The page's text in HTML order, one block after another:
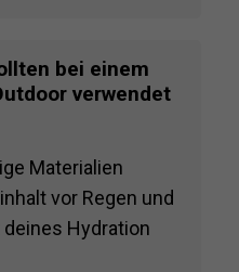
bei einem
verwendet
Materialien
vor Regen und
Hydration